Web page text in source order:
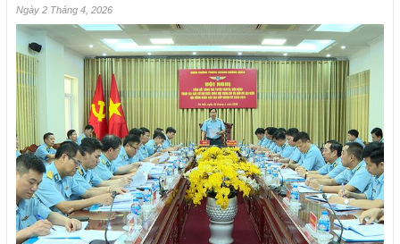
Ngày 2 Tháng 4, 2026